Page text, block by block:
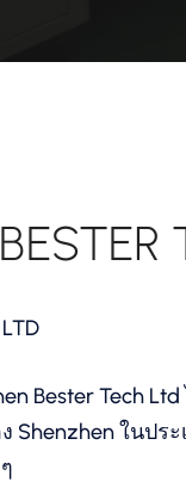
Bester Tech
Shenzhen ในป